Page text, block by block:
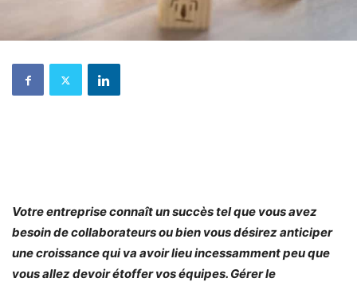
Votre entreprise connaît un succès tel que vous avez
besoin de collaborateurs ou bien vous désirez anticiper
une croissance qui va avoir lieu incessamment peu que
vous allez devoir étoffer vos équipes. Gérer le